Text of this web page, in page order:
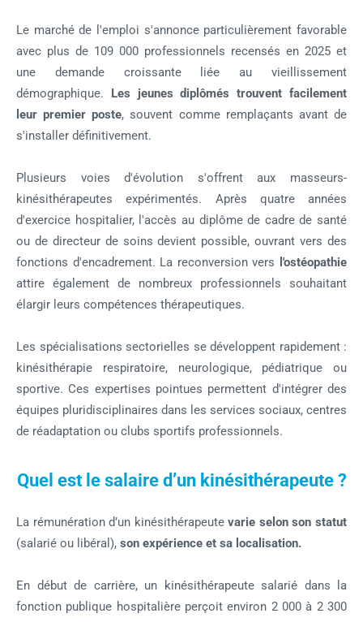
Le marché de l'emploi s'annonce particulièrement favorable
avec plus de 109 000 professionnels recensés en 2025 et
une demande croissante liée au vieillissement
démographique. Les jeunes diplômés trouvent facilement
leur premier poste, souvent comme remplaçants avant de
s'installer définitivement.
Plusieurs voies d'évolution s'offrent aux masseurs-
kinésithérapeutes expérimentés. Après quatre années
d'exercice hospitalier, l'accès au diplôme de cadre de santé
ou de directeur de soins devient possible, ouvrant vers des
fonctions d'encadrement. La reconversion vers
l'ostéopathie
attire également de nombreux professionnels souhaitant
élargir leurs compétences thérapeutiques.
Les spécialisations sectorielles se développent rapidement :
kinésithérapie respiratoire, neurologique, pédiatrique ou
sportive. Ces expertises pointues permettent d'intégrer des
équipes pluridisciplinaires dans les services sociaux, centres
de réadaptation ou clubs sportifs professionnels.
Quel est le salaire d’un kinésithérapeute ?
La rémunération d’un kinésithérapeutevarie selon son statut
(salarié ou libéral), son expérience et sa localisation.
En début de carrière, un kinésithérapeute salarié dans la
fonction publique hospitalière perçoit environ 2 000 à 2 300